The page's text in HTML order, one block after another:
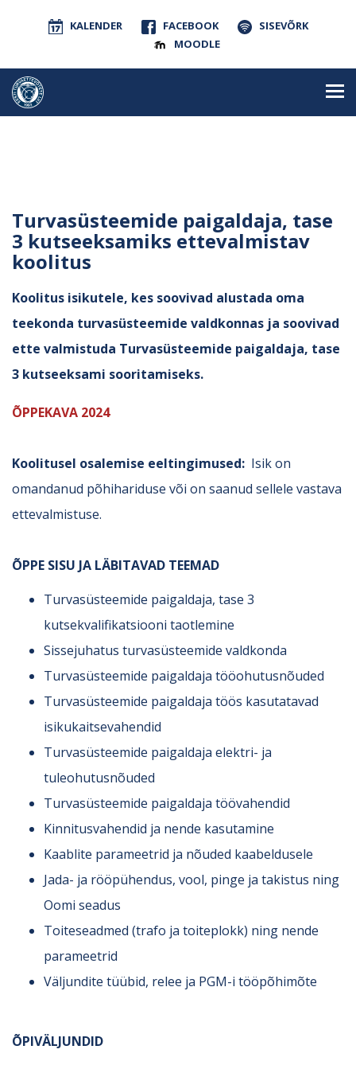
KALENDER FACEBOOK
SISEVÕRK
MOODLE
Turvasüsteemide paigaldaja, tase
3 kutseeksamiks ettevalmistav
koolitus
Koolitus isikutele, kes soovivad alustada oma
teekonda turvasüsteemide valdkonnas ja soovivad
ette valmistuda Turvasüsteemide paigaldaja, tase
3 kutseeksami sooritamiseks.
ÕPPEKAVA 2024
Koolitusel osalemise eeltingimused: Isik on
omandanud põhihariduse või on saanud sellele vastava
ettevalmistuse.
ÕPPE SISU JA LÄBITAVAD TEEMAD
Turvasüsteemide paigaldaja, tase 3
kutsekvalifikatsiooni taotlemine
Sissejuhatus turvasüsteemide valdkonda
Turvasüsteemide paigaldaja tööohutusnõuded
Turvasüsteemide paigaldaja töös kasutatavad
isikukaitsevahendid
Turvasüsteemide paigaldaja elektri- ja
tuleohutusnõuded
Turvasüsteemide paigaldaja töövahendid
Kinnitusvahendid ja nende kasutamine
Kaablite parameetrid ja nõuded kaabeldusele
Jada- ja rööpühendus, vool, pinge ja takistus ning
Oomi seadus
Toiteseadmed (trafo ja toiteplokk) ning nende
parameetrid
Väljundite tüübid, relee ja PGM-i tööpõhimõte
ÕPIVÄLJUNDID